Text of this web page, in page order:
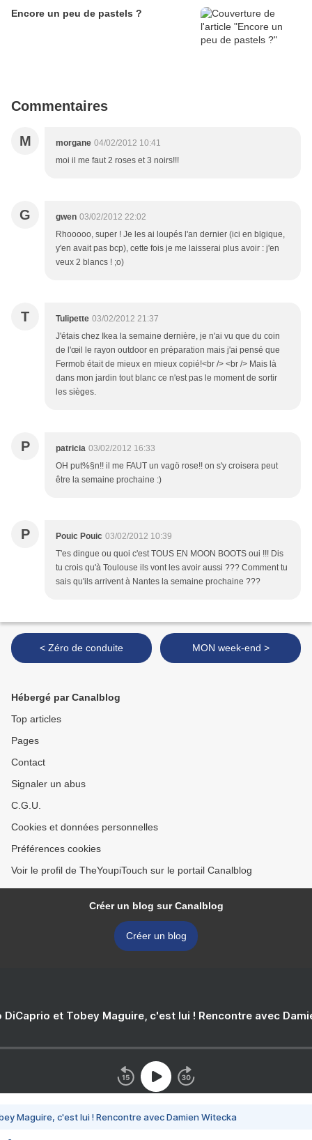
Encore un peu de pastels ?
Commentaires
M morgane 04/02/2012 10:41
moi il me faut 2 roses et 3 noirs!!!
G gwen 03/02/2012 22:02
Rhooooo, super ! Je les ai loupés l'an dernier (ici en blgique,
y'en avait pas bcp), cette fois je me laisserai plus avoir : j'en
veux 2 blancs ! ;o)
T Tulipette 03/02/2012 21:37
J'étais chez Ikea la semaine dernière, je n'ai vu que du coin
de l'œil le rayon outdoor en préparation mais j'ai pensé que
Fermob était de mieux en mieux copié!<br /> <br /> Mais là
dans mon jardin tout blanc ce n'est pas le moment de sortir
les sièges.
P patricia 03/02/2012 16:33
OH put%§n!! il me FAUT un vagö rose!! on s'y croisera peut
être la semaine prochaine :)
P Pouic Pouic 03/02/2012 10:39
T'es dingue ou quoi c'est TOUS EN MOON BOOTS oui !!! Dis
tu crois qu'à Toulouse ils vont les avoir aussi ??? Comment tu
sais qu'ils arrivent à Nantes la semaine prochaine ???
< Zéro de conduite MON week-end >
Hébergé par Canalblog
Top articles
Pages
Contact
Signaler un abus
C.G.U.
Cookies et données personnelles
Préférences cookies
Voir le profil de TheYoupiTouch sur le portail Canalblog
Créer un blog sur Canalblog
Créer un blog
DiCaprio et Tobey Maguire, c'est lui ! Rencontre avec
Maguire, c'est lui ! Rencontre avec Damien Witecka